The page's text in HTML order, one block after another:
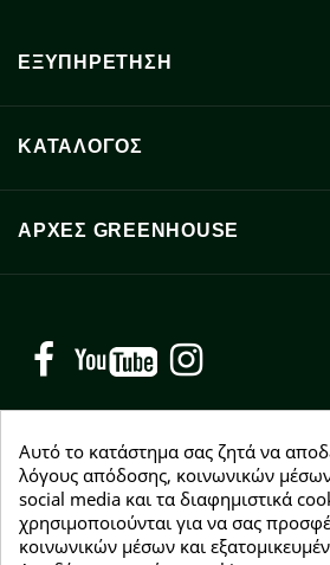
ΕΞΥΠΗΡΕΤΗΣΗ
ΚΑΤΑΛΟΓΟΣ
ΑΡΧΈΣ GREENHOUSE
Facebook YouTube
NEWSLETTER
Εγγραφείτε δωρεάν και θα είστε
λάβετε τα νέα μας γύρω από
Αυτό το κατάστημα σας ζητά να
λόγους απόδοσης, κοινωνικών
social media και τα διαφημιστικά
χρησιμοποιούνται για να σας
κοινωνικών μέσων και